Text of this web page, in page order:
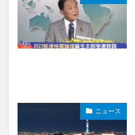
ニュース